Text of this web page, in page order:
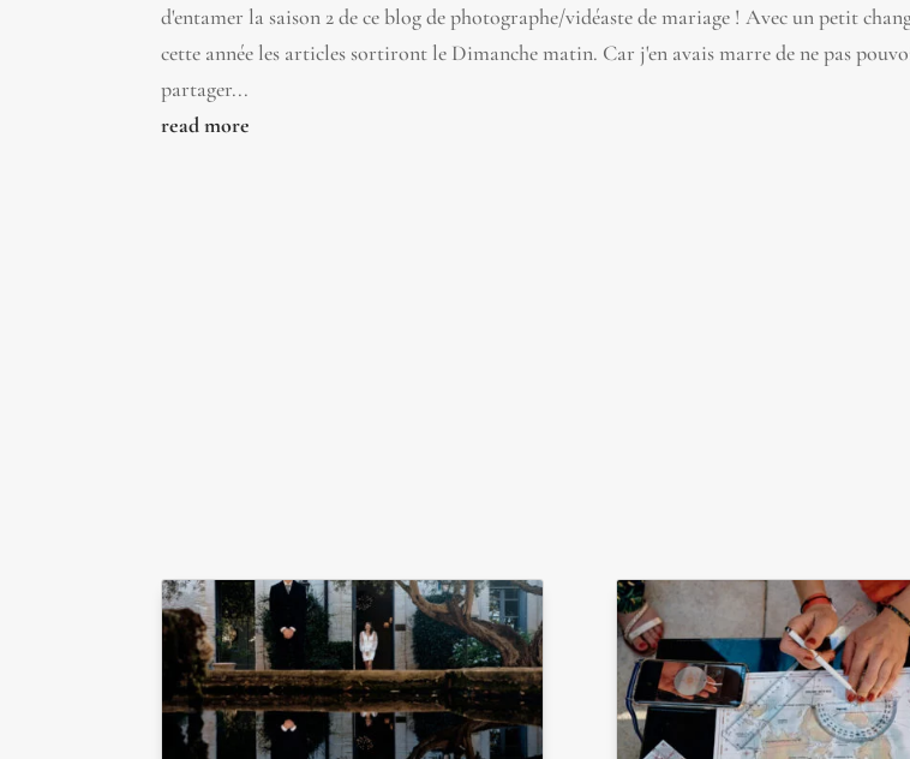
d'entamer la saison 2 de ce blog de photographe/vidéaste de mariage ! Avec un petit
cette année les articles sortiront le Dimanche matin. Car j'en avais marre de ne pas
partager...
read more